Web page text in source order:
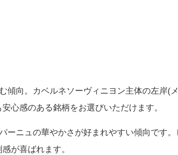
傾向。カベルネソーヴィニヨン主体の左岸(
心感のある銘柄をお選びいただけます。
ーニュの華やかさが好まれやすい傾向です。
が喜ばれます。